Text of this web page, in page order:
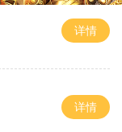
详情
详情